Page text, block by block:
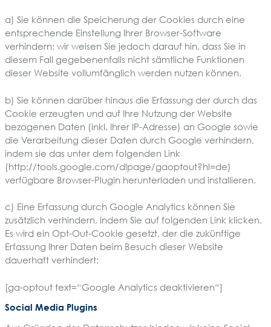
a) Sie können die Speicherung der Cookies durch eine
entsprechende Einstellung Ihrer Browser-Software
verhindern; wir weisen Sie jedoch darauf hin, dass Sie in
diesem Fall gegebenenfalls nicht sämtliche Funktionen
dieser Website vollumfänglich werden nutzen können.
b) Sie können darüber hinaus die Erfassung der durch das
Cookie erzeugten und auf Ihre Nutzung der Website
bezogenen Daten (inkl. Ihrer IP-Adresse) an Google sowie
die Verarbeitung dieser Daten durch Google verhindern,
indem sie das unter dem folgenden Link
(http://tools.google.com/dlpage/gaoptout?hl=de)
verfügbare Browser-Plugin herunterladen und installieren.
c) Eine Erfassung durch Google Analytics können Sie
zusätzlich verhindern, indem Sie auf folgenden Link klicken.
Es wird ein Opt-Out-Cookie gesetzt, der die zukünftige
Erfassung Ihrer Daten beim Besuch dieser Website
dauerhaft verhindert:
[ga-optout text=“Google Analytics deaktivieren“]
Social Media Plugins